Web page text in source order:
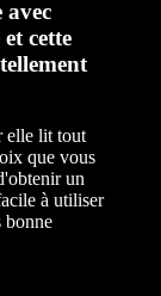
avec
cette
elle lit tout
que vous
un
à utiliser
bonne